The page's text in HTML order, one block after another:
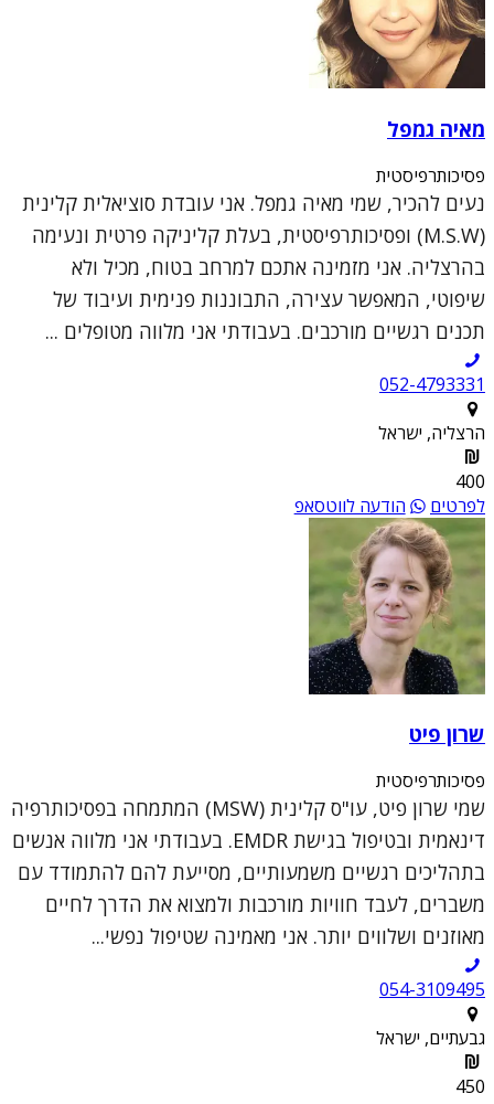
מאיה גמפל
פסיכותרפיסטית
נעים להכיר, שמי מאיה גמפל. אני עובדת סוציאלית קלינית
(M.S.W) ופסיכותרפיסטית, בעלת קליניקה פרטית ונעימה
בהרצליה. אני מזמינה אתכם למרחב בטוח, מכיל ולא
שיפוטי, המאפשר עצירה, התבוננות פנימית ועיבוד של
תכנים רגשיים מורכבים. בעבודתי אני מלווה מטופלים ...
052-4793331
הרצליה, ישראל
400
לפרטים
הודעה לווטסאפ
שרון פיט
פסיכותרפיסטית
שמי שרון פיט, עו"ס קלינית (MSW) המתמחה בפסיכותרפיה
דינאמית ובטיפול בגישת EMDR. בעבודתי אני מלווה אנשים
בתהליכים רגשיים משמעותיים, מסייעת להם להתמודד עם
משברים, לעבד חוויות מורכבות ולמצוא את הדרך לחיים
מאוזנים ושלווים יותר. אני מאמינה שטיפול נפשי...
054-3109495
גבעתיים, ישראל
450